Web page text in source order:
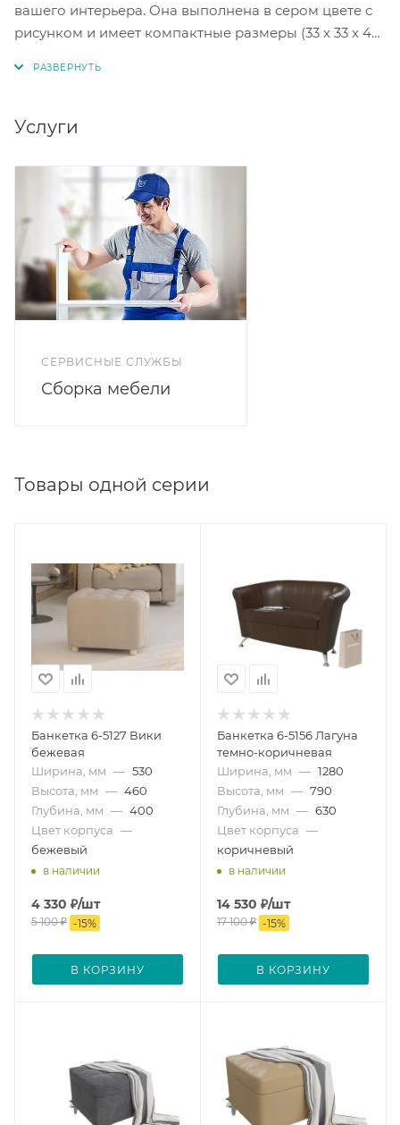
вашего интерьера. Она выполнена в сером цвете с
рисунком и имеет компактные размеры (33 х 33 х 45
5132 подарит комфорт и эстетическое наслаждение.
в интерьер.
Услуги
СЕРВИСНЫЕ СЛУЖБЫ
Сборка мебели
Товары одной серии
Банкетка 6-5127 Вики
бежевая
Ширина, мм — 530
Высота, мм — 460
Глубина, мм — 400
Цвет корпуса —
бежевый
в наличии
4 330 ₽/шт
5 100₽ -15%
В КОРЗИНУ
Банкетка 6-5156 Лагуна
темно-коричневая
Ширина, мм — 1280
Высота, мм — 790
Глубина, мм — 630
Цвет корпуса —
коричневый
в наличии
14 530 ₽/шт
17 100₽ -15%
В КОРЗИНУ